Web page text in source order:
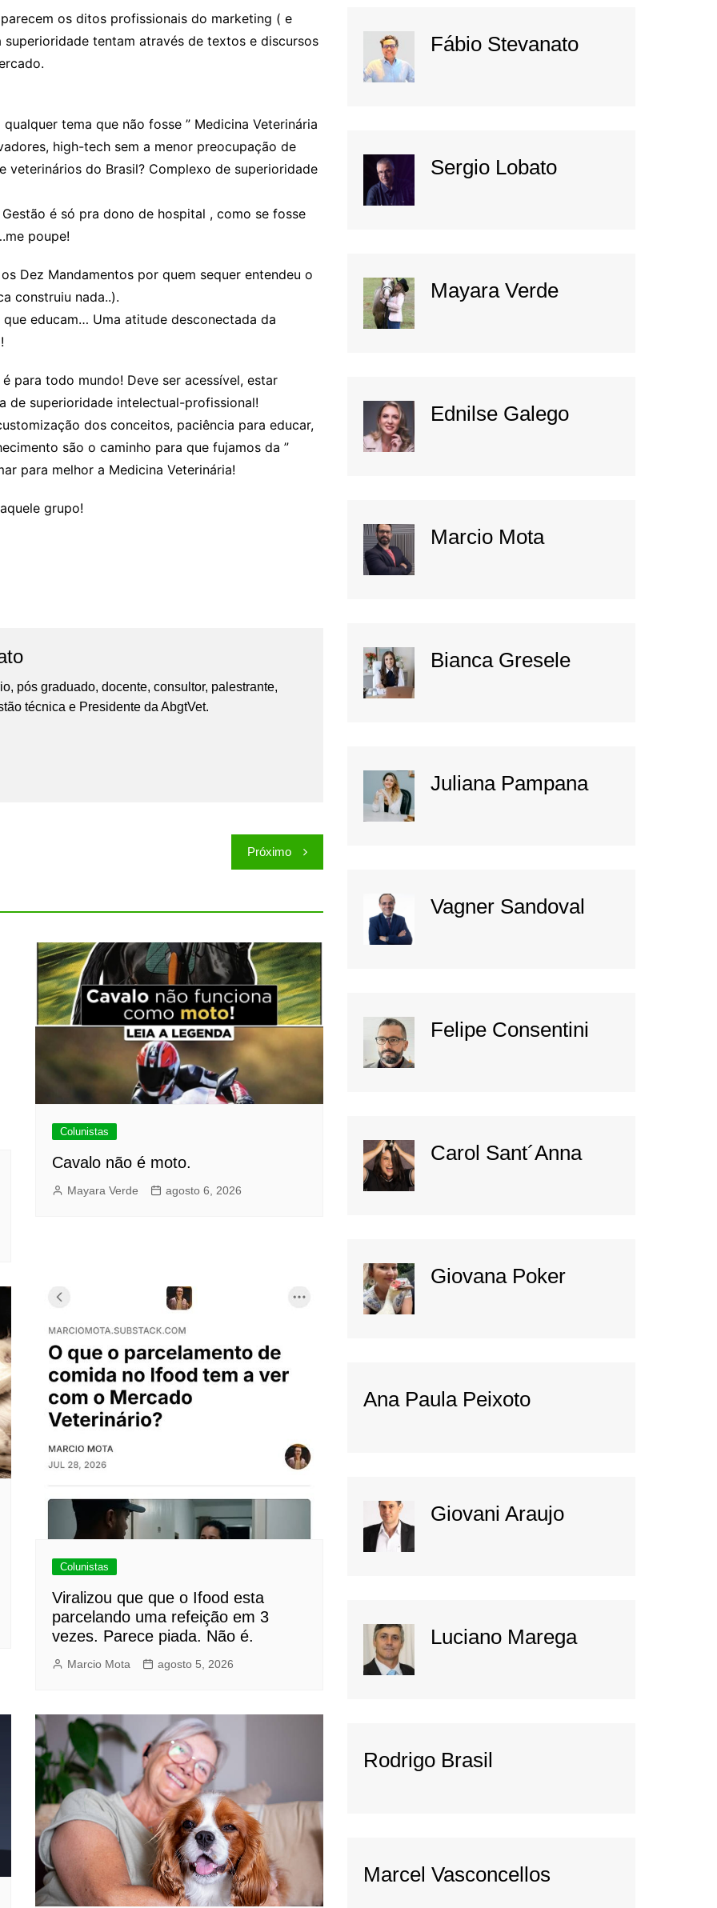
os ditos profissionais do marketing ( e
tentam através de textos e discursos
tema que não fosse ” Medicina Veterinária
high-tech sem a menor preocupação de
veterinários do Brasil? Complexo de superioridade
é só pra dono de hospital , como se fosse
poupe!
Dez Mandamentos por quem sequer entendeu o
construiu nada..).
educam… Uma atitude desconectada da
para todo mundo! Deve ser acessível, estar
de superioridade intelectual-profissional!
dos conceitos, paciência para educar,
são o caminho para que fujamos da ”
para melhor a Medicina Veterinária!
grupo!
pós graduado, docente, consultor, palestrante,
técnica e Presidente da AbgtVet.
Próximo
Colunistas
Cavalo não é moto.
Mayara Verde agosto 6, 2026
Colunistas
Viralizou que que o Ifood esta
parcelando uma refeição em 3
vezes. Parece piada. Não é.
Marcio Mota agosto 5, 2026
Fábio Stevanato
Sergio Lobato
Mayara Verde
Ednilse Galego
Marcio Mota
Bianca Gresele
Juliana Pampana
Vagner Sandoval
Felipe Consentini
Carol Sant´Anna
Giovana Poker
Ana Paula Peixoto
Giovani Araujo
Luciano Marega
Rodrigo Brasil
Marcel Vasconcellos